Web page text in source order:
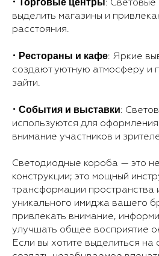
•
: Световые
выделить магазины и
расстояния.
• Рестораны и кафе: Яркие
создают уютную атмосферу и
зайти.
• События и выставки:
используются для
внимание участников и
Светодиодные короба — это
конструкции; это мощный
трансформации пространства
уникального имиджа вашего
привлекать внимание,
улучшать общее восприятие
Если вы хотите выделиться на